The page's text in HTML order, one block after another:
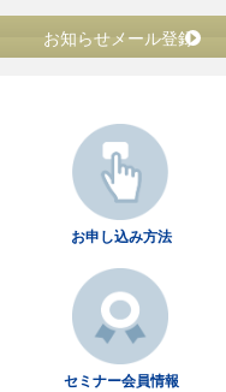
お知らせメール登録
お申し込み方法
セミナー会員情報